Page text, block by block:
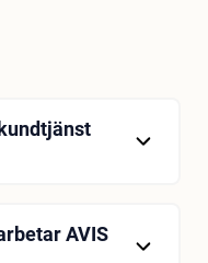
företagetsAVIS